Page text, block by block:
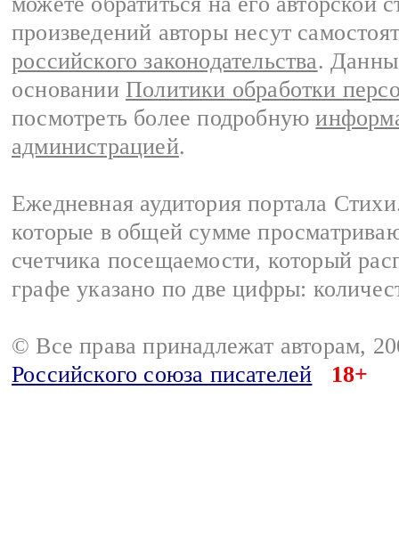
произведений авторы несут
российского законодательства.
основании Политики обработки
посмотреть более подробную
администрацией.
Ежедневная аудитория портала
которые в общей сумме
счетчика посещаемости, который
графе указано по две цифры:
© Все права принадлежат авторам,
Российского союза писателей
18+